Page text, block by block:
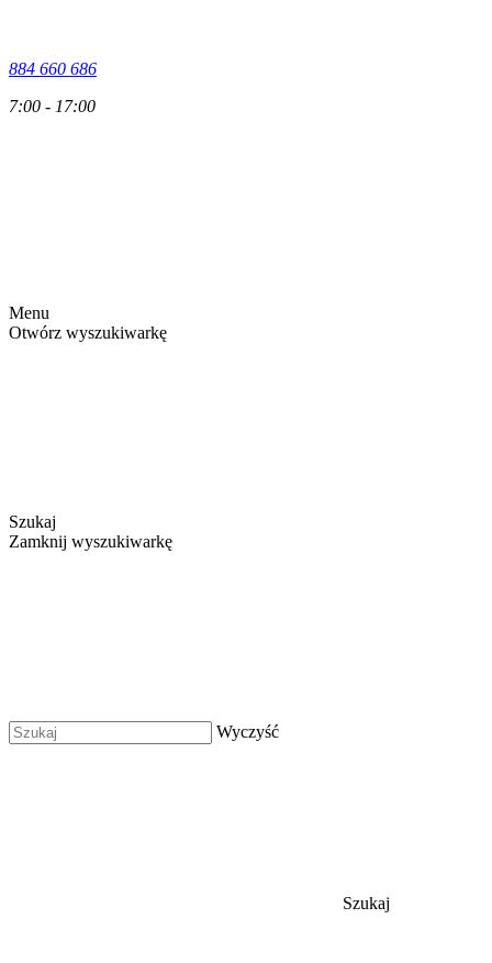
884 660 686
7:00 - 17:00
Menu
Otwórz wyszukiwarkę
Szukaj
Zamknij wyszukiwarkę
Wyczyść
Szukaj